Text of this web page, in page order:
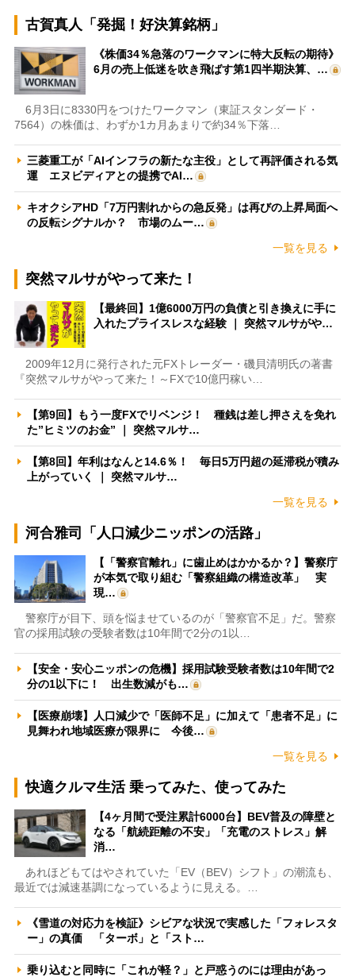
古賀真人「発掘！好決算銘柄」
《株価34％急落のワークマンに特大反転の期待》
6月の売上低迷を吹き飛ばす第1四半期決算、…
6月3日に8330円をつけたワークマン（東証スタンダード・
7564）の株価は、わずか1カ月あまりで約34％下落…
三菱重工が「AIインフラの新たな主役」として再評価される気
運 エヌビディアとの提携でAI…
キオクシアHD「7万円割れからの急反発」は再びの上昇局面へ
の反転シグナルか？ 市場のムー…
一覧を見る
突然マルサがやって来た！
【最終回】1億6000万円の負債と引き換えに手に
入れたプライスレスな経験 ｜ 突然マルサがや…
2009年12月に発行された元FXトレーダー・磯貝清明氏の著書
『突然マルサがやって来た！～FXで10億円稼い…
【第9回】もう一度FXでリベンジ！ 種銭は差し押さえを免れ
た”ヒミツのお金” ｜ 突然マルサ…
【第8回】年利はなんと14.6％！ 毎日5万円超の延滞税が積み
上がっていく ｜ 突然マルサ…
一覧を見る
河合雅司「人口減少ニッポンの活路」
【「警察官離れ」に歯止めはかかるか？】警察庁
が本気で取り組む「警察組織の構造改革」 実
現…
警察庁が目下、頭を悩ませているのが「警察官不足」だ。警察
官の採用試験の受験者数は10年間で2分の1以…
【安全・安心ニッポンの危機】採用試験受験者数は10年間で2
分の1以下に！ 出生数減がも…
【医療崩壊】人口減少で「医師不足」に加えて「患者不足」に
見舞われ地域医療が限界に 今後…
一覧を見る
快適クルマ生活 乗ってみた、使ってみた
【4ヶ月間で受注累計6000台】BEV普及の障壁と
なる「航続距離の不安」「充電のストレス」解
消…
あれほどもてはやされていた「EV（BEV）シフト」の潮流も、
最近では減速基調になっているように見える。…
《雪道の対応力を検証》シビアな状況で実感した「フォレスタ
ー」の真価 「ターボ」と「スト…
乗り込むと同時に「これが軽？」と戸惑うのには理由があっ